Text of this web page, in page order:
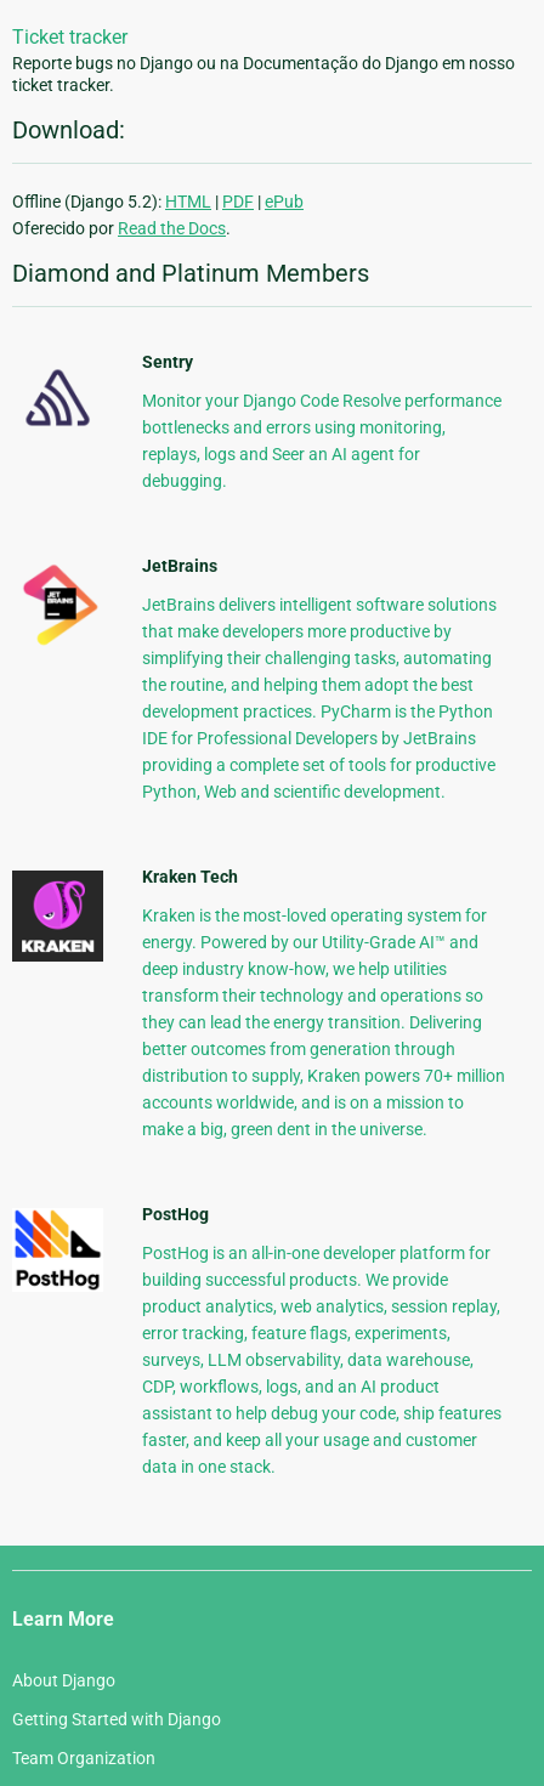
Ticket tracker
Reporte bugs no Django ou na Documentação do Django em nosso
ticket tracker.
Download:
Offline (Django 5.2): HTML | PDF |ePub
Oferecido por Read the Docs.
Diamond and Platinum Members
Sentry
Monitor your Django Code Resolve performance
bottlenecks and errors using monitoring,
replays, logs and Seer an AI agent for
debugging.
JetBrains
JetBrains delivers intelligent software solutions
that make developers more productive by
simplifying their challenging tasks, automating
the routine, and helping them adopt the best
development practices. PyCharm is the Python
IDE for Professional Developers by JetBrains
providing a complete set of tools for productive
Python, Web and scientific development.
Kraken Tech
Kraken is the most-loved operating system for
energy. Powered by our Utility-Grade AI™ and
deep industry know-how, we help utilities
transform their technology and operations so
they can lead the energy transition. Delivering
better outcomes from generation through
distribution to supply, Kraken powers 70+ million
accounts worldwide, and is on a mission to
make a big, green dent in the universe.
PostHog
PostHog is an all-in-one developer platform for
building successful products. We provide
product analytics, web analytics, session replay,
error tracking, feature flags, experiments,
surveys, LLM observability, data warehouse,
CDP, workflows, logs, and an AI product
assistant to help debug your code, ship features
faster, and keep all your usage and customer
data in one stack.
Django
Links
Learn More
About Django
Getting Started with Django
Team Organization